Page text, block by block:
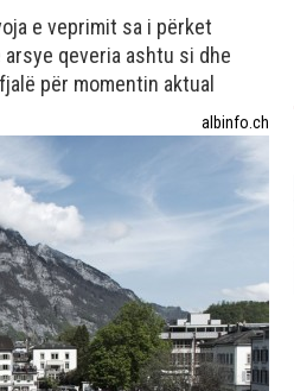
e veprimit sa i përket
qeveria ashtu si dhe
për momentin aktual
albinfo.ch